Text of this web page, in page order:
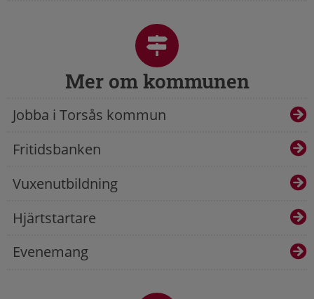
Mer om kommunen
Jobba i Torsås kommun
Fritidsbanken
Vuxenutbildning
Hjärtstartare
Evenemang